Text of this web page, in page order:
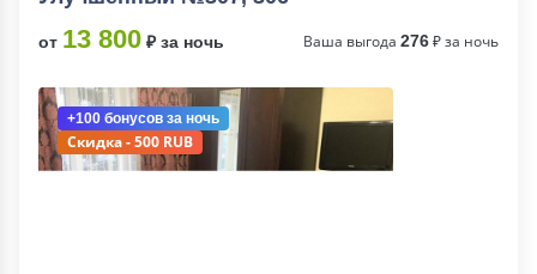
от 13 800 ₽ за ночь Ваша выгода 276₽ за ночь
+100 бонусов за ночь
Скидка - 500 RUB